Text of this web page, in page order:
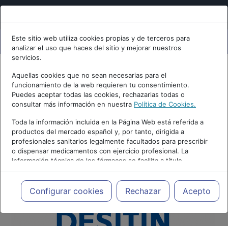
Este sitio web utiliza cookies propias y de terceros para
analizar el uso que haces del sitio y mejorar nuestros
servicios.
Aquellas cookies que no sean necesarias para el
funcionamiento de la web requieren tu consentimiento.
Puedes aceptar todas las cookies, rechazarlas todas o
consultar más información en nuestra Política de Cookies.
Toda la información incluida en la Página Web está referida a
productos del mercado español y, por tanto, dirigida a
profesionales sanitarios legalmente facultados para prescribir
o dispensar medicamentos con ejercicio profesional. La
información técnica de los fármacos se facilita a título
meramente informativo, siendo responsabilidad de los
profesionales facultados prescribir medicamentos y decidir, en
cada caso concreto, el tratamiento más adecuado a las
necesidades del paciente.
Configurar cookies Rechazar Acepto